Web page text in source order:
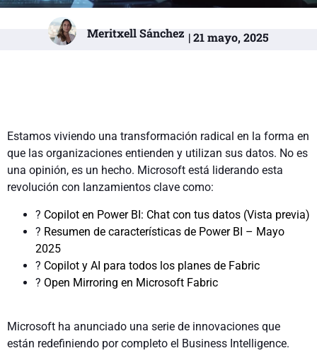
Meritxell Sánchez | 21 mayo, 2025
Estamos viviendo una transformación radical en la forma en
que las organizaciones entienden y utilizan sus datos. No es
una opinión, es un hecho. Microsoft está liderando esta
revolución con lanzamientos clave como:
? Copilot en Power BI: Chat con tus datos (Vista previa)
? Resumen de características de Power BI – Mayo
2025
? Copilot y AI para todos los planes de Fabric
? Open Mirroring en Microsoft Fabric
Microsoft ha anunciado una serie de innovaciones que
están redefiniendo por completo el Business Intelligence.